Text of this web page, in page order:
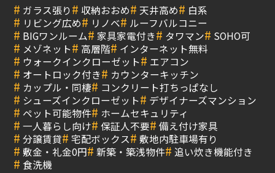
# ガラス張り# 収納おおめ# 天井高め# 白系
# リビング広め# リノベ# ルーフバルコニー
# BIGワンルーム# 家具家電付き# タワマン# SOHO可
# メゾネット# 高層階# インターネット無料
# ウォークインクローゼット# エアコン
# オートロック付き# カウンターキッチン
# カップル・同棲# コンクリート打ちっぱなし
# シューズインクローゼット# デザイナーズマンション
# ペット可能物件# ホームセキュリティ
# 一人暮らし向け# 保証人不要# 備え付け家具
# 分譲賃貸# 宅配ボックス# 敷地内駐車場有り
# 敷金・礼金0円# 新築・築浅物件# 追い炊き機能付き
# 食洗機